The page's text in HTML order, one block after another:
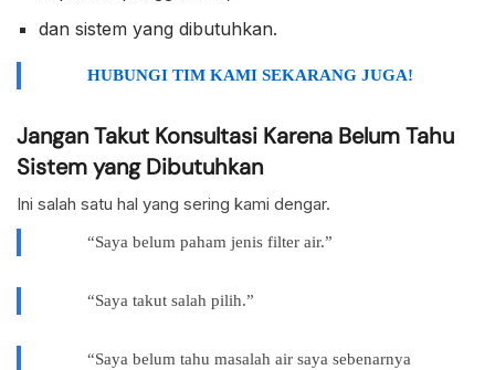
dan sistem yang dibutuhkan.
HUBUNGI TIM KAMI SEKARANG JUGA!
Jangan Takut Konsultasi Karena Belum Tahu
Sistem yang Dibutuhkan
Ini salah satu hal yang sering kami dengar.
“Saya belum paham jenis filter air.”
“Saya takut salah pilih.”
“Saya belum tahu masalah air saya sebenarnya